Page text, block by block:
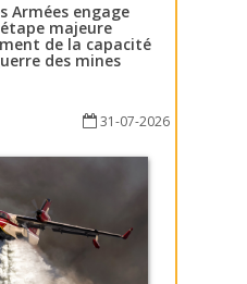
Armées engage
majeure
de la capacité
des mines
31-07-2026